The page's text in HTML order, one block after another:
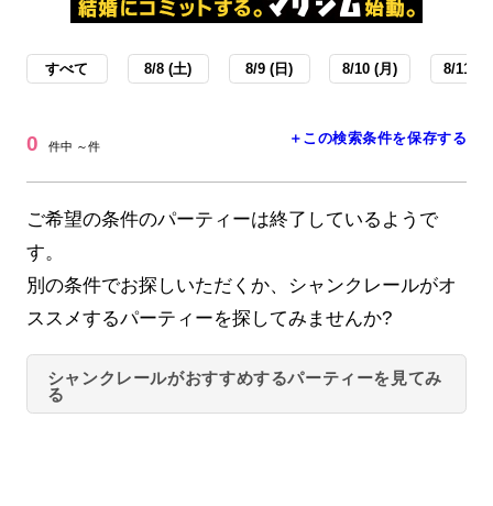
すべて 8/8 (土) 8/9 (日) 8/10 (月) 8/11 (
0 件中 ～件 ＋この検索条件を保存する
ご希望の条件のパーティーは終了しているようで
す。
別の条件でお探しいただくか、シャンクレールがオ
ススメするパーティーを探してみませんか?
シャンクレールがおすすめするパーティーを見てみ
る